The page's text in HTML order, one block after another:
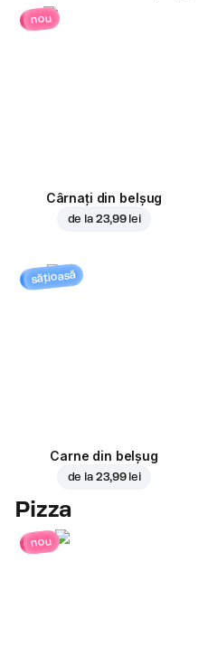
nou
Cârnați din belșug
de la 23,99 lei
sățioasă
Carne din belșug
de la 23,99 lei
Pizza
nou